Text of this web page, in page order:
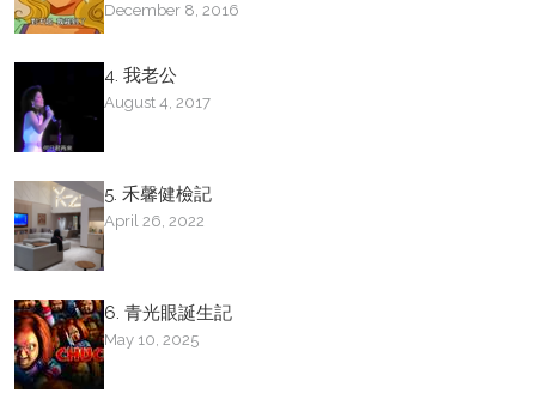
December 8, 2016
4. 我老公
August 4, 2017
5. 禾馨健檢記
April 26, 2022
6. 青光眼誕生記
May 10, 2025